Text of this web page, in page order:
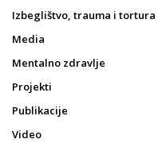
Izbeglištvo, trauma i tortura
Media
Mentalno zdravlje
Projekti
Publikacije
Video